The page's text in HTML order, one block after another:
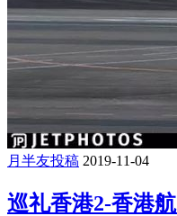
月半友投稿 2019-11-04
巡礼香港2-香港